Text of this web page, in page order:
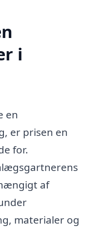
i
en
er prisen en
for.
af
materialer og